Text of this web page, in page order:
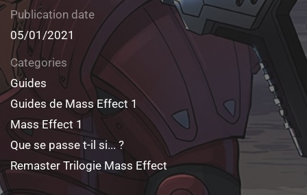
Publication date
05/01/2021
Categories
Guides
Guides de Mass Effect 1
Mass Effect 1
Que se passe t-il si... ?
Remaster Trilogie Mass Effect